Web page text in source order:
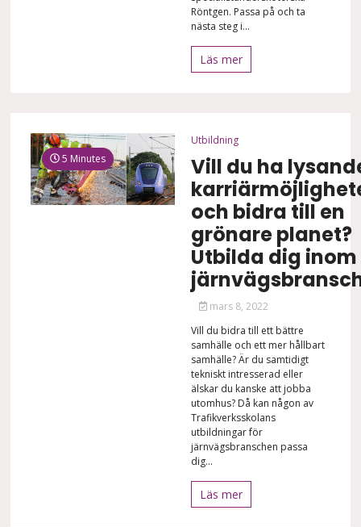
Röntgen. Passa på och ta
nästa steg i...
Läs mer
5 Minutes
Utbildning
Vill du ha
och bidra till en
grönare planet?
Utbilda dig inom
mars 8, 2022
Vill du bidra till ett bättre
samhälle och ett mer hållbart
samhälle? Är du samtidigt
tekniskt intresserad eller
älskar du kanske att jobba
utomhus? Då kan någon av
Trafikverksskolans
utbildningar för
järnvägsbranschen passa
dig...
Läs mer